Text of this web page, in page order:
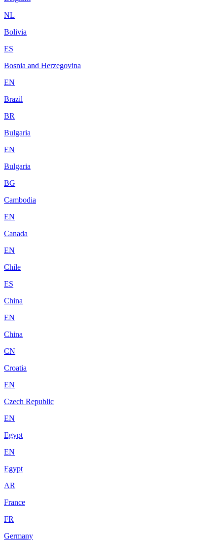
NL
Bolivia
ES
Bosnia and Herzegovina
EN
Brazil
BR
Bulgaria
EN
Bulgaria
BG
Cambodia
EN
Canada
EN
Chile
ES
China
EN
China
CN
Croatia
EN
Czech Republic
EN
Egypt
EN
Egypt
AR
France
FR
Germany